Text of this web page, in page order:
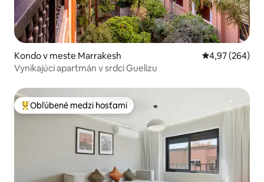
Kondo v meste Marrakesh Priemerné
4,97 (264)
Vynikajúci apartmán v srdci Guelizu
Najobľúbenejšie medzi hosťami
Obľúbené medzi hosťami